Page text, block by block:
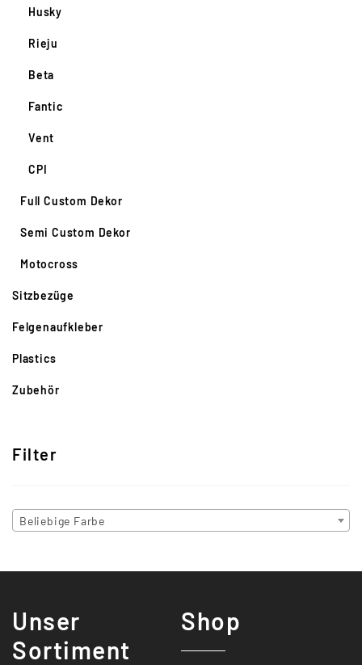
Husky
Rieju
Beta
Fantic
Vent
CPI
Full Custom Dekor
Semi Custom Dekor
Motocross
Sitzbezüge
Felgenaufkleber
Plastics
Zubehör
Filter
Beliebige Farbe
Unser
Sortiment
Shop